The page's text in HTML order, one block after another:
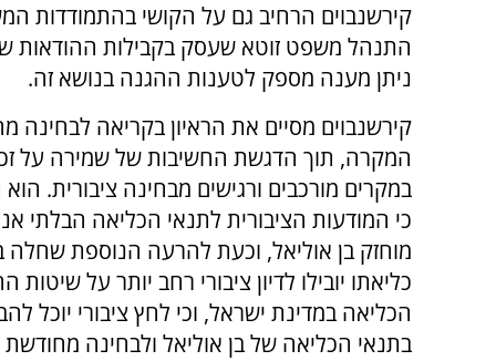
קירשנבוים הרחיב גם על הקושי בהתמודדות
התנהל משפט זוטא שעסק בקבילות ההודאות
ניתן מענה מספק לטענות ההגנה בנושא זה.
קירשנבוים מסיים את הראיון בקריאה לבחינה
המקרה, תוך הדגשת החשיבות של שמירה על
במקרים מורכבים ורגישים מבחינה ציבורית.
כי המודעות הציבורית לתנאי הכליאה הבלתי
מוחזק בן אוליאל, וכעת להרעה הנוספת שחלה
כליאתו יובילו לדיון ציבורי רחב יותר על שיטות
הכליאה במדינת ישראל, וכי לחץ ציבורי יוכל
בתנאי הכליאה של בן אוליאל ולבחינה